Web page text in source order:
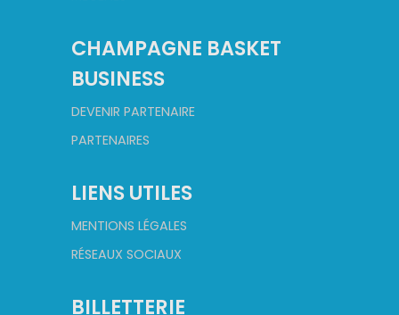
CHAMPAGNE BASKET
BUSINESS
DEVENIR PARTENAIRE
PARTENAIRES
LIENS UTILES
MENTIONS LÉGALES
RÉSEAUX SOCIAUX
BILLETTERIE